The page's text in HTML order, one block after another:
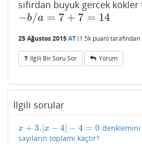
sifirdan buyuk gercek kökler
−b/a = 7 + 7 = 14
−b/a=7+7 =14
25 Ağustos 2015AT(1.5k puan) tarafından
Ilgili Bir Soru Sor Yorum
İlgili sorular
x + 3. x − 4 − 4 = 0
x+ 3. |x− 4| −4 =0 denklemini
sayıların toplamı kaçtır?